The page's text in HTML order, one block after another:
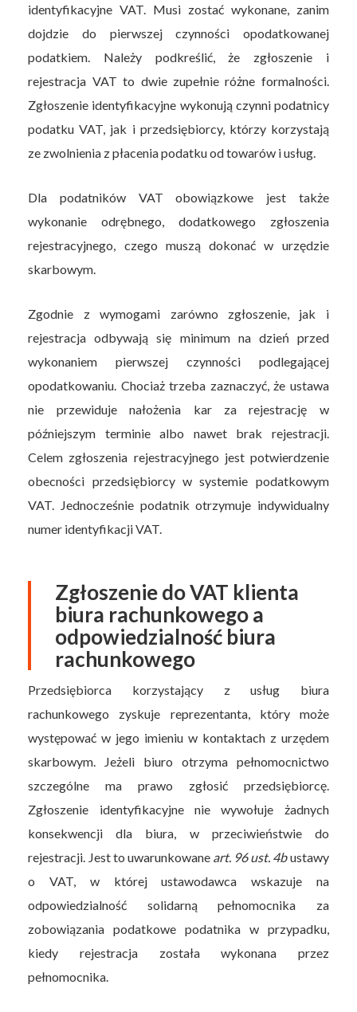
identyfikacyjne VAT. Musi zostać wykonane, zanim
dojdzie do pierwszej czynności opodatkowanej
podatkiem. Należy podkreślić, że zgłoszenie i
rejestracja VAT to dwie zupełnie różne formalności.
Zgłoszenie identyfikacyjne wykonują czynni podatnicy
podatku VAT, jak i przedsiębiorcy, którzy korzystają
ze zwolnienia z płacenia podatku od towarów i usług.
Dla podatników VAT obowiązkowe jest także
wykonanie odrębnego, dodatkowego zgłoszenia
rejestracyjnego, czego muszą dokonać w urzędzie
skarbowym.
Zgodnie z wymogami zarówno zgłoszenie, jak i
rejestracja odbywają się minimum na dzień przed
wykonaniem pierwszej czynności podlegającej
opodatkowaniu. Chociaż trzeba zaznaczyć, że ustawa
nie przewiduje nałożenia kar za rejestrację w
późniejszym terminie albo nawet brak rejestracji.
Celem zgłoszenia rejestracyjnego jest potwierdzenie
obecności przedsiębiorcy w systemie podatkowym
VAT. Jednocześnie podatnik otrzymuje indywidualny
numer identyfikacji VAT.
Zgłoszenie do VAT klienta
biura rachunkowego a
odpowiedzialność biura
rachunkowego
Przedsiębiorca korzystający z usług biura
rachunkowego zyskuje reprezentanta, który może
występować w jego imieniu w kontaktach z urzędem
skarbowym. Jeżeli biuro otrzyma pełnomocnictwo
szczególne ma prawo zgłosić przedsiębiorcę.
Zgłoszenie identyfikacyjne nie wywołuje żadnych
konsekwencji dla biura, w przeciwieństwie do
rejestracji. Jest to uwarunkowane art. 96 ust. 4bustawy
o VAT, w której ustawodawca wskazuje na
odpowiedzialność solidarną pełnomocnika za
zobowiązania podatkowe podatnika w przypadku,
kiedy rejestracja została wykonana przez
pełnomocnika.